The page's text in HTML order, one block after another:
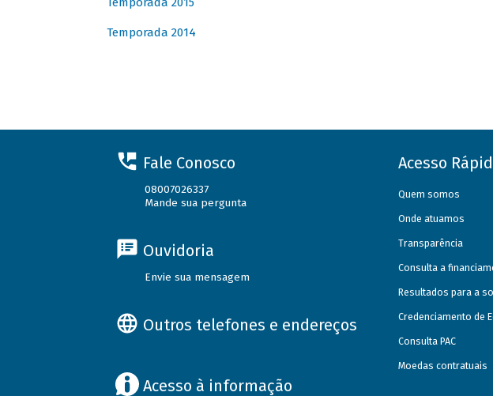
Temporada 2014
Fale Conosco
08007026337
Mande sua pergunta
Ouvidoria
Envie sua mensagem
Outros telefones e endereços
Acesso à informação
Acesso
Quem somos
Onde atuamos
Transparência
Consulta a
Resultados para a
Credenciamento de
Consulta PAC
Moedas contratuais